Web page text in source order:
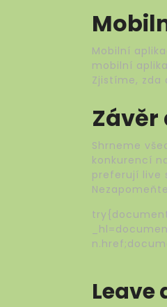
Mobilní
mobilní
Zjistíme, zda
Závěr
Shrneme
konkurencí
preferují live
Leave